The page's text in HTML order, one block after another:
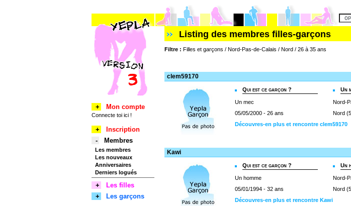
Listing des membres filles-garçons
Filtre : Filles et garçons / Nord-Pas-de-Calais / Nord / 26 à 35 ans
clem59170
Qui est ce garçon ?
Un mec
05/05/2000 - 26 ans
Un
Nord-
Nord
Découvres-en plus et rencontre clem59170
Kawi
Qui est ce garçon ?
Un homme
05/01/1994 - 32 ans
Un
Nord-
Nord
Découvres-en plus et rencontre Kawi
+ Mon compte
Connecte toi ici !
+
Inscription
-
Membres
Les membres
Les nouveaux
Anniversaires
Derniers logués
+
Les filles
+
Les garçons